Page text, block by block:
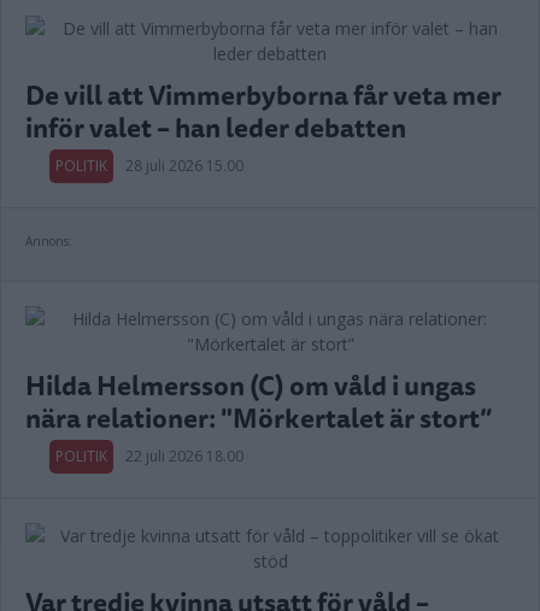
De vill att Vimmerbyborna får veta mer
inför valet – han leder debatten
POLITIK 28 juli 2026 15.00
Annons:
Hilda Helmersson (C) om våld i ungas
nära relationer: "Mörkertalet är stort”
POLITIK 22 juli 2026 18.00
Var tredje kvinna utsatt för våld –